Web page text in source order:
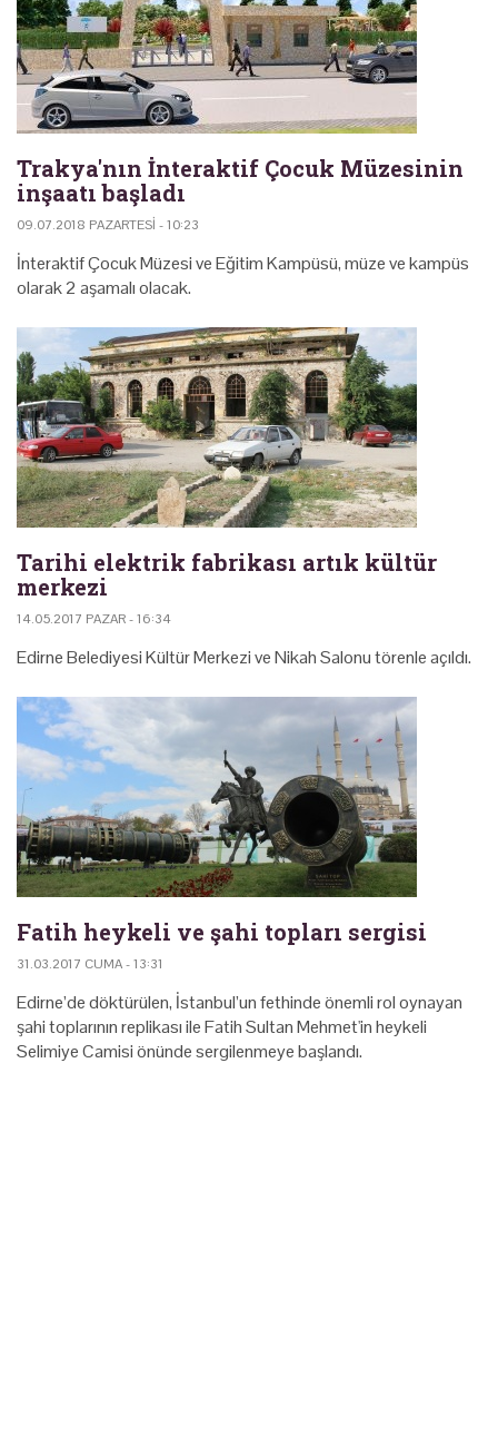
Trakya'nın İnteraktif Çocuk Müzesinin
inşaatı başladı
09.07.2018 PAZARTESI - 10:23
İnteraktif Çocuk Müzesi ve Eğitim Kampüsü, müze ve kampüs
olarak 2 aşamalı olacak.
Tarihi elektrik fabrikası artık kültür
merkezi
14.05.2017 PAZAR - 16:34
Edirne Belediyesi Kültür Merkezi ve Nikah Salonu törenle açıldı.
Fatih heykeli ve şahi topları sergisi
31.03.2017 CUMA - 13:31
Edirne’de döktürülen, İstanbul’un fethinde önemli rol oynayan
şahi toplarının replikası ile Fatih Sultan Mehmet'in heykeli
Selimiye Camisi önünde sergilenmeye başlandı.